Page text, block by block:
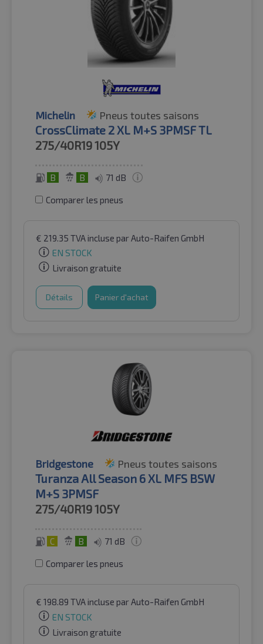
Michelin Pneus toutes saisons
CrossClimate 2 XL M+S 3PMSF TL
275/40R19105Y
B B 71 dB
Comparer les pneus
€ 219.35 TVA incluse par Auto-Raifen GmbH
EN STOCK
Livraison gratuite
Détails Panier d'achat
Bridgestone Pneus toutes saisons
Turanza All Season 6 XL MFS BSW
M+S 3PMSF
275/40R19105Y
C B 71 dB
Comparer les pneus
€ 198.89 TVA incluse par Auto-Raifen GmbH
EN STOCK
Livraison gratuite